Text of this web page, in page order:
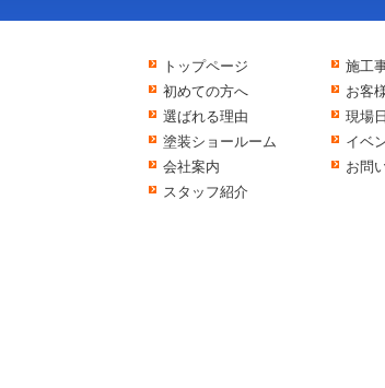
トップページ
初めての方へ
選ばれる理由
塗装ショールーム
会社案内
スタッフ紹介
施工
お客
現場
イベ
お問